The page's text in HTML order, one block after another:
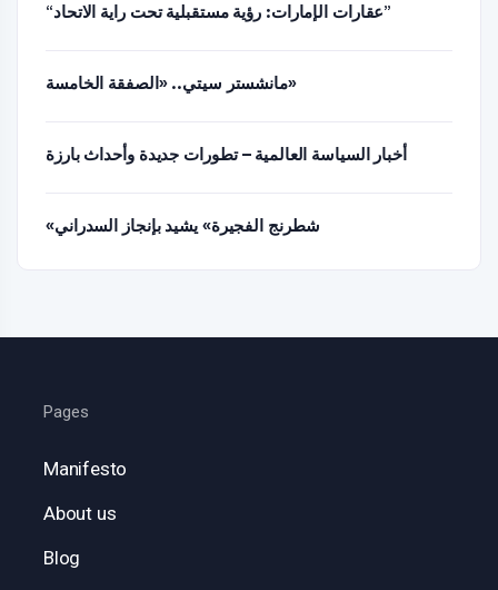
“عقارات الإمارات: رؤية مستقبلية تحت راية الاتحاد”
مانشستر سيتي.. «الصفقة الخامسة»
أخبار السياسة العالمية – تطورات جديدة وأحداث بارزة
«شطرنج الفجيرة» يشيد بإنجاز السدراني
Pages
Manifesto
About us
Blog